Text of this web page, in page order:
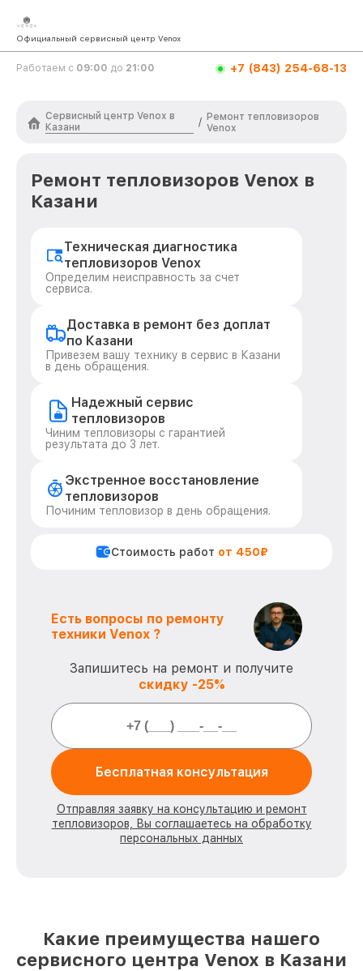
Официальный сервисный центр Venox
Работаем с 09:00 до 21:00 +7 (843) 254-68-13
Сервисный центр Venox в
Казани
/ Ремонт тепловизоров
Venox
Ремонт тепловизоров Venox в
Казани
Техническая диагностика
тепловизоров Venox
Определим неисправность за счет
сервиса.
Доставка в ремонт без доплат
по Казани
Привезем вашу технику в сервис в Казани
в день обращения.
Надежный сервис
тепловизоров
Чиним тепловизоры с гарантией
результата до 3 лет.
Экстренное восстановление
тепловизоров
Починим тепловизор в день обращения.
Стоимость работ от 450₽
Есть вопросы по ремонту
техники Venox ?
Запишитесь на ремонт и получите
скидку -25%
Бесплатная консультация
Отправляя заявку на консультацию и ремонт
тепловизоров, Вы соглашаетесь на обработку
персональных данных
Какие преимущества нашего
сервисного центра Venox в Казани